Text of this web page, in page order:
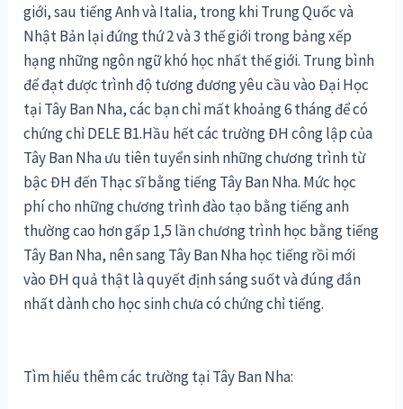
giới, sau tiếng Anh và Italia, trong khi Trung Quốc và
Nhật Bản lại đứng thứ 2 và 3 thế giới trong bảng xếp
hạng những ngôn ngữ khó học nhất thế giới. Trung bình
để đạt được trình độ tương đương yêu cầu vào Đại Học
tại Tây Ban Nha, các bạn chỉ mất khoảng 6 tháng để có
chứng chỉ DELE B1.Hầu hết các trường ĐH công lập của
Tây Ban Nha ưu tiên tuyển sinh những chương trình từ
bậc ĐH đến Thạc sĩ bằng tiếng Tây Ban Nha. Mức học
phí cho những chương trình đào tạo bằng tiếng anh
thường cao hơn gấp 1,5 lần chương trình học bằng tiếng
Tây Ban Nha, nên sang Tây Ban Nha học tiếng rồi mới
vào ĐH quả thật là quyết định sáng suốt và đúng đắn
nhất dành cho học sinh chưa có chứng chỉ tiếng.
Tìm hiểu thêm các trường tại Tây Ban Nha: